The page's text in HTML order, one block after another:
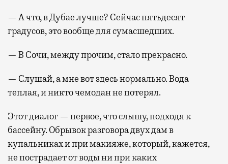
— А что, в Дубае лучше? Сейчас пятьдесят
градусов, это вообще для сумасшедших.
— В Сочи, между прочим, стало прекрасно.
— Слушай, а мне вот здесь нормально. Вода
теплая, и никто чемодан не потерял.
Этот диалог — первое, что слышу, подходя к
бассейну. Обрывок разговора двух дам в
купальниках и при макияже, который, кажется,
не пострадает от воды ни при каких